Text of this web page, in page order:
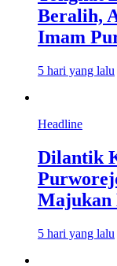
Beralih,
Imam
5 hari yang lalu
Headline
Dilantik
Majukan
5 hari yang lalu